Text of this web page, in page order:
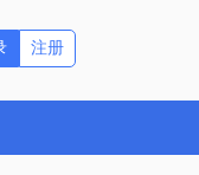
注册